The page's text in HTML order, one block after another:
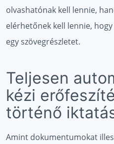
olvashatónak kell lennie,
elérhetőnek kell lennie,
egy szövegrészletet.
Teljesen
kézi
történő
Amint dokumentumokat